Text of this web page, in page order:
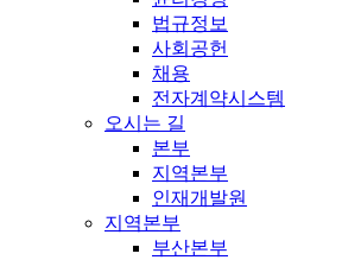
법규정보
사회공헌
채용
전자계약시스템
오시는 길
본부
지역본부
인재개발원
지역본부
부산본부